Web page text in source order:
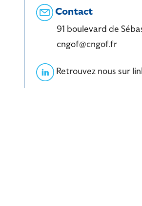
Contact
91 boulevard de
cngof@cngof.fr
Retrouvez nous sur